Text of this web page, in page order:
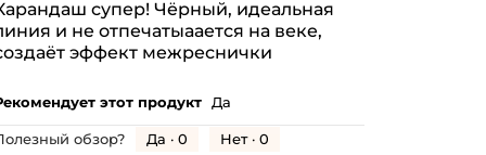
FLUORPHLOGOPITE
CI 77742 (MANGANESE VIOLET)
супер! Чёрный, идеальная
и не отпечатыаается на веке,
эффект межреснички
этот продукт Да
обзор? Да · 0 Нет · 0